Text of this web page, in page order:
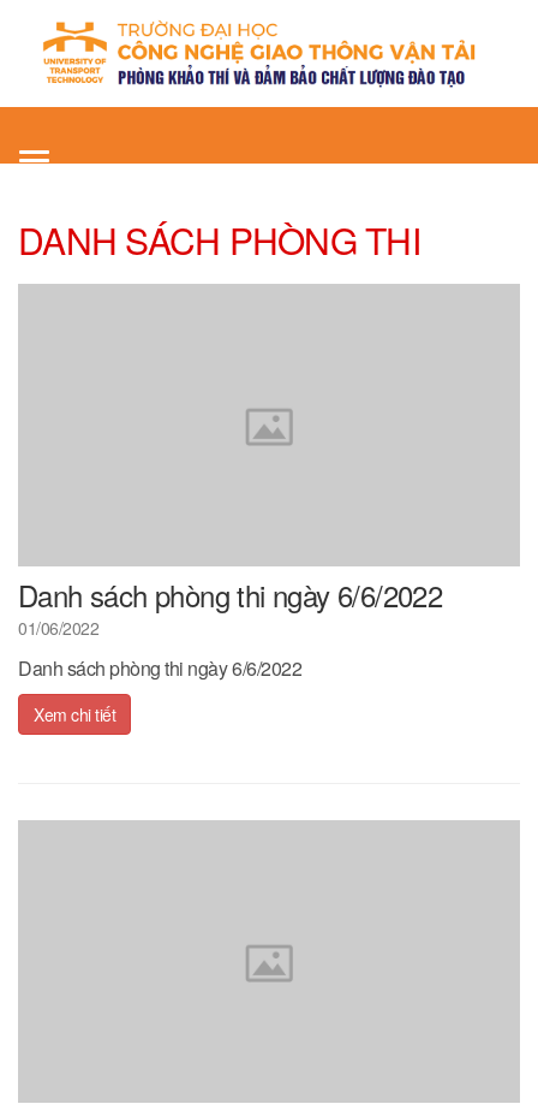
Toggle
DANH SÁCH PHÒNG THI
Danh sách phòng thi ngày 6/6/2022
01/06/2022
Danh sách phòng thi ngày 6/6/2022
Xem chi tiết